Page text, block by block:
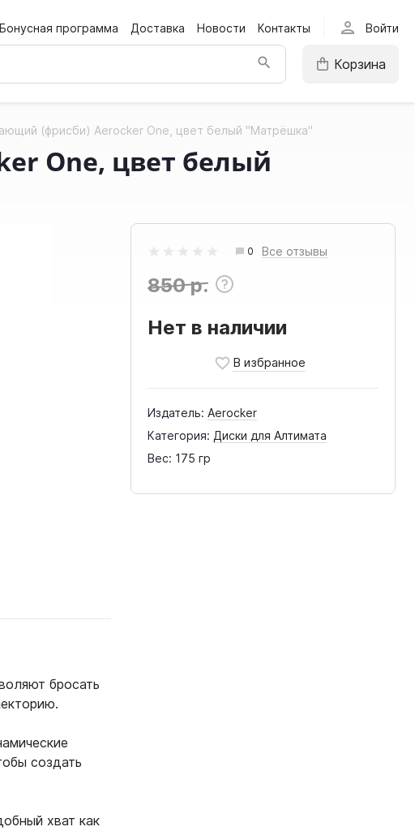
Бонусная программа Доставка Новости Контакты person Войти
Корзина
(фрисби) Aerocker One, цвет белый "Матрёшка"
One, цвет белый
0 Все отзывы
850 р.
Нет в наличии
Издатель: Aerocker
Категория: Диски для Алтимата
Вес: 175 гр
бросать
создать
хват как